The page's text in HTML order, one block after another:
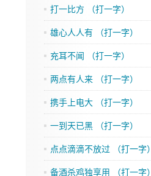
打一比方 （打一字）
雄心人人有 （打一字）
充耳不闻 （打一字）
两点有人来 （打一字）
携手上电大 （打一字）
一到天已黑 （打一字）
点点滴滴不放过 （打一字）
备酒杀鸡独享用 （打一字）